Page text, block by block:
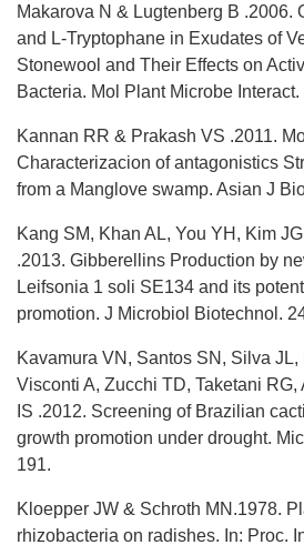
Makarova N & Lugtenberg B .2006.
and L-Tryptophane in Exudates of
Stonewool and Their Effects on
Bacteria. Mol Plant Microbe
Kannan RR & Prakash VS .2011.
Characterizacion of antagonistics
from a Manglove swamp. Asian J
Kang SM, Khan AL, You YH, Kim
.2013. Gibberellins Production by
Leifsonia 1 soli SE134 and its
promotion. J Microbiol Biotechnol.
Kavamura VN, Santos SN, Silva
Visconti A, Zucchi TD, Taketani
IS .2012. Screening of Brazilian
growth promotion under drought.
191.
Kloepper JW & Schroth MN.1978.
rhizobacteria on radishes. In: Proc.